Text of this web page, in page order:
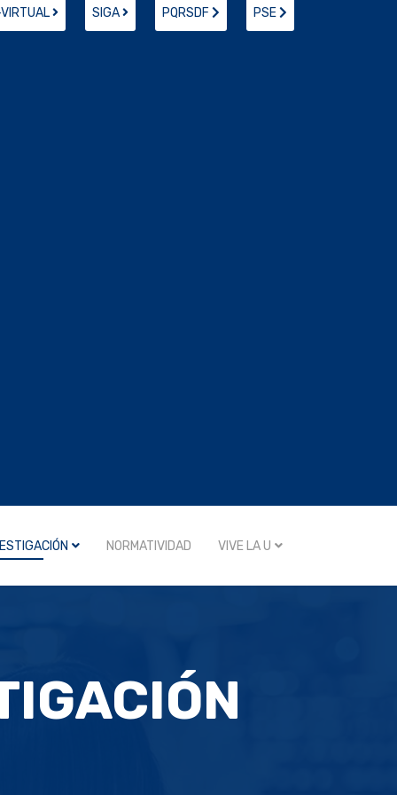
SIGA PQRSDF PSE
NORMATIVIDAD VIVE LA U